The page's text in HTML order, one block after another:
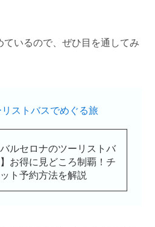
ているので、ぜひ目を通してみ
ストバスでめぐる旅
バルセロナのツーリストバ
お得に見どころ制覇！チ
ト予約方法を解説